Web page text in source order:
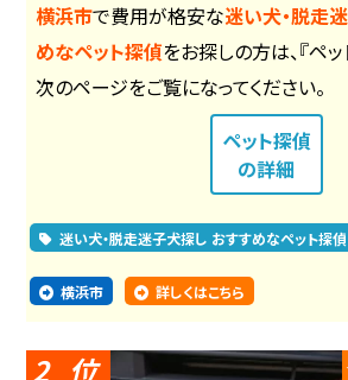
横浜市で費用が格安な迷い犬・脱走
めなペット探偵をお探しの方は、『ペ
次のページをご覧になってください。
ペット探偵
の詳細
迷い犬・脱走迷子犬探し おすすめなペット探偵
横浜市 詳しくはこちら
2